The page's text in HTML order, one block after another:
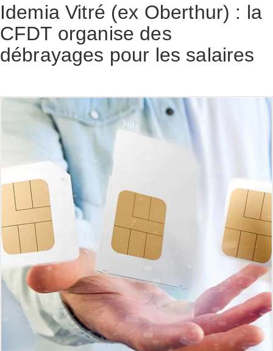
Idemia Vitré (ex Oberthur) : la
CFDT organise des
débrayages pour les salaires